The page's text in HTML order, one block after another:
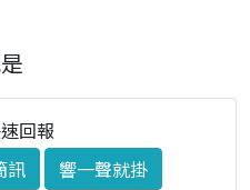
回報
訊
響一聲就掛